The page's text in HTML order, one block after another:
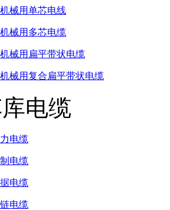
械用单芯电线
械用多芯电缆
械用扁平带状电缆
械用复合扁平带状电缆
电缆
电缆
电缆
电缆
电缆